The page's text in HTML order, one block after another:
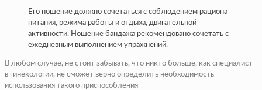
Его ношение должно сочетаться с соблюдением рациона
питания, режима работы и отдыха, двигательной
активности. Ношение бандажа рекомендовано сочетать с
ежедневным выполнением упражнений.
В любом случае, не стоит забывать, что никто больше, как специалист
в гинекологии, не сможет верно определить необходимость
использования такого приспособления